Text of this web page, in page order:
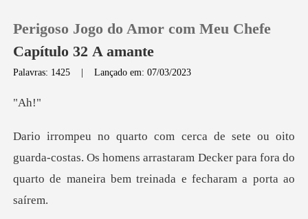
Loja
Histórico
Perigoso Jogo do Amor com Meu Chefe
Capítulo 32 A amante
Palavras: 1425 |Lançado em: 07/03/2023
A
a-costas. Os homens arrastaram Decker para fora do
quart